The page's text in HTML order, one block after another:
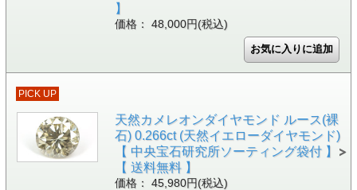
】
価格： 48,000円(税込)
PICK UP
天然カメレオンダイヤモンド ルース(裸
石) 0.266ct (天然イエローダイヤモンド)
【 中央宝石研究所ソーティング袋付 】
【 送料無料 】
価格： 45,980円(税込)